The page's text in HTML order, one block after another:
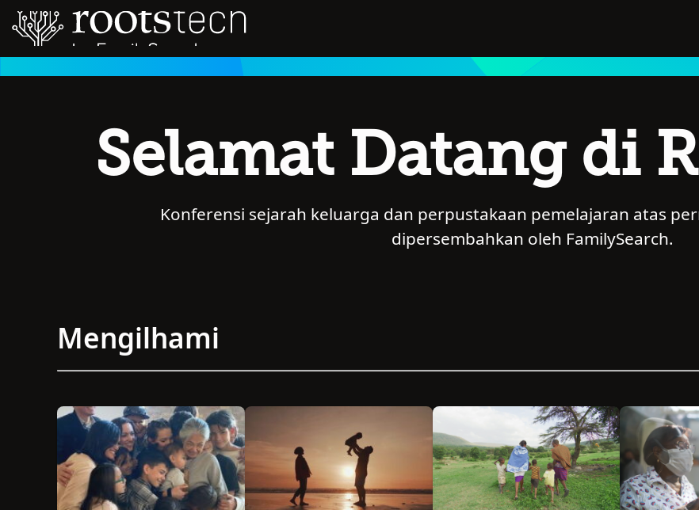
Selamat Datang di
Konferensi sejarah keluarga dan perpustakaan pemelajaran atas
dipersembahkan oleh FamilySearch.
Mengilhami